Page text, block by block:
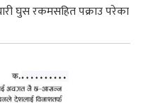
घुस रकमसहित पक्राउ परेका